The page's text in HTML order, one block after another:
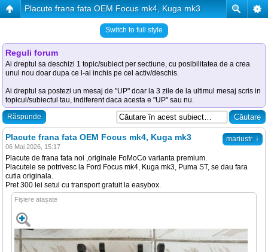
Placute frana fata OEM Focus mk4, Kuga mk3
Switch to full style
Reguli forum
Ai dreptul sa deschizi 1 topic/subiect per sectiune, cu posibilitatea de a crea
unul nou doar dupa ce l-ai inchis pe cel activ/deschis.
Ai dreptul sa postezi un mesaj de "UP" doar la 3 zile de la ultimul mesaj scris in
topicul/subiectul tau, indiferent daca acesta e "UP" sau nu.
Răspunde
mariustr ↓
Placute frana fata OEM Focus mk4, Kuga mk3
06 Mai 2026, 15:17
Placute de frana fata noi ,originale FoMoCo varianta premium.
Placutele se potrivesc la Ford Focus mk4, Kuga mk3, Puma ST, se dau fara
cutia originala.
Pret 300 lei setul cu transport gratuit la easybox.
Fişiere ataşate